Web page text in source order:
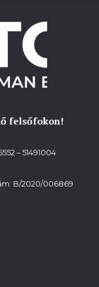
felsőfokon!
– 51491004
B/2020/006869